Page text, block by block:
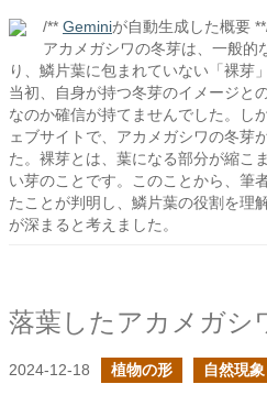
/** Geminiが自動生成した概要
アカメガシワの冬芽は、一般的
り、鱗片葉に包まれていない「裸芽
当初、自身が持つ冬芽のイメージと
なのか確信が持てませんでした。し
ェブサイトで、アカメガシワの冬芽
た。裸芽とは、葉になる部分が縮こ
い芽のことです。このことから、筆
たことが判明し、鱗片葉の役割を理
が深まると考えました。
2024-12-18 植物の形 自然現象